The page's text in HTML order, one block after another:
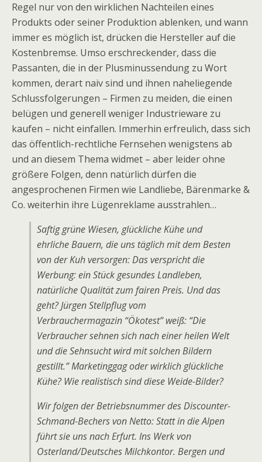
Regel nur von den wirklichen Nachteilen eines
Produkts oder seiner Produktion ablenken, und wann
immer es möglich ist, drücken die Hersteller auf die
Kostenbremse. Umso erschreckender, dass die
Passanten, die in der Plusminussendung zu Wort
kommen, derart naiv sind und ihnen naheliegende
Schlussfolgerungen – Firmen zu meiden, die einen
belügen und generell weniger Industrieware zu
kaufen – nicht einfallen. Immerhin erfreulich, dass sich
das öffentlich-rechtliche Fernsehen wenigstens ab
und an diesem Thema widmet – aber leider ohne
größere Folgen, denn natürlich dürfen die
angesprochenen Firmen wie Landliebe, Bärenmarke &
Co. weiterhin ihre Lügenreklame ausstrahlen…
Saftig grüne Wiesen, glückliche Kühe und
ehrliche Bauern, die uns täglich mit dem Besten
von der Kuh versorgen: Das verspricht die
Werbung: ein Stück gesundes Landleben,
natürliche Qualität zum fairen Preis. Und das
geht? Jürgen Stellpflug vom
Verbrauchermagazin “Ökotest” weiß: “Die
Verbraucher sehnen sich nach einer heilen Welt
und die Sehnsucht wird mit solchen Bildern
gestillt.” Marketinggag oder wirklich glückliche
Kühe? Wie realistisch sind diese Weide-Bilder?
Wir folgen der Betriebsnummer des Discounter-
Schmand-Bechers von Netto: Statt in die Alpen
führt sie uns nach Erfurt. Ins Werk von
Osterland/Deutsches Milchkontor. Bergen und